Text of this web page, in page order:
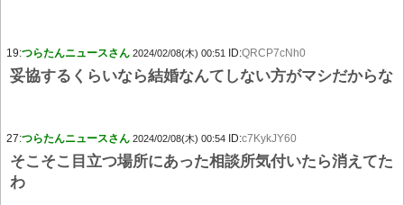
19:つらたんニュースさん 2024/02/08(木) 00:51 ID:QRCP7cNh0
妥協するくらいなら結婚なんてしない方がマシだからな
27:つらたんニュースさん 2024/02/08(木) 00:54 ID:c7KykJY60
そこそこ目立つ場所にあった相談所気付いたら消えてた
わ